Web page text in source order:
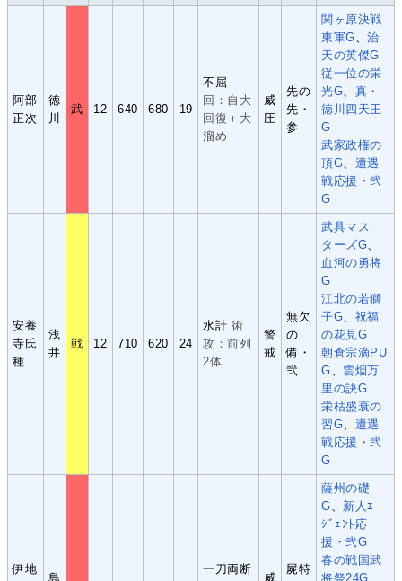
阿部
正次
徳
川
武 12 640 680 19
不屈
回：自大
回復＋大
溜め
威
圧
先の
先・
参
関ヶ原決戦
東軍G、治
天の英傑G
従一位の栄
光G、 真・
徳川四天王
G
武家政権の
頂G、 遭遇
戦応援・弐
G
安養
寺氏
種
浅
井
戦 12 710 620 24
水計 術
攻：前列
2体
警
戒
無欠
の
備・
弐
武具マス
ターズG、
血河の勇将
G
江北の若獅
子G、 祝福
の花見G
朝倉宗滴PU
G、 雲烟万
里の訣G
栄枯盛衰の
習G、 遭遇
戦応援・弐
G
伊地
島
一刀両断
威
屍特
薩州の礎
G、 新人ｴｰ
ｼﾞｪﾝﾄ応
援・弐G
春の戦国武
将祭24G、